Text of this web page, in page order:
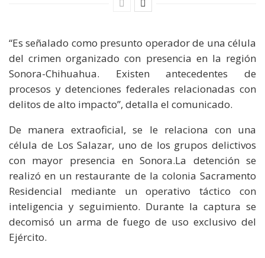
“Es señalado como presunto operador de una célula
del crimen organizado con presencia en la región
Sonora-Chihuahua. Existen antecedentes de
procesos y detenciones federales relacionadas con
delitos de alto impacto”, detalla el comunicado.
De manera extraoficial, se le relaciona con una
célula de Los Salazar, uno de los grupos delictivos
con mayor presencia en Sonora.La detención se
realizó en un restaurante de la colonia Sacramento
Residencial mediante un operativo táctico con
inteligencia y seguimiento. Durante la captura se
decomisó un arma de fuego de uso exclusivo del
Ejército.